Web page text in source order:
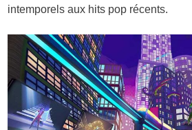
intemporels aux hits pop récents.